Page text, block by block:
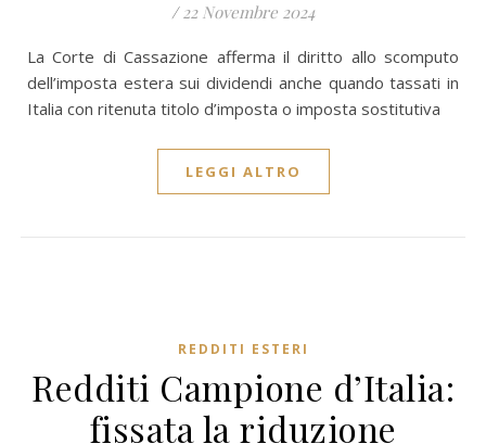
/ 22 Novembre 2024
La Corte di Cassazione afferma il diritto allo scomputo
dell’imposta estera sui dividendi anche quando tassati in
Italia con ritenuta titolo d’imposta o imposta sostitutiva
LEGGI ALTRO
REDDITI ESTERI
Redditi Campione d’Italia:
fissata la riduzione